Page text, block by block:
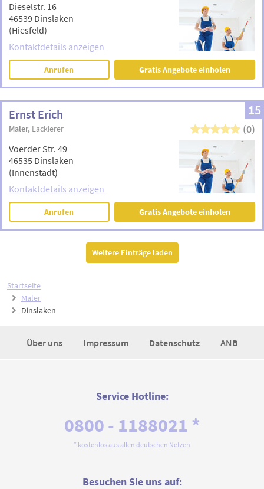
Startseite
Maler
Dinslaken
Dieselstr. 16
46539 Dinslaken
(Hiesfeld)
Kontaktdetails anzeigen
Anrufen Gratis Angebote einholen
15
Ernst Erich
Maler Lackierer (0)
Voerder Str. 49
46535 Dinslaken
(Innenstadt)
Kontaktdetails anzeigen
Anrufen Gratis Angebote einholen
Weitere Einträge laden
Über uns Impressum Datenschutz ANB
Service Hotline:
0800 - 1188021 *
* kostenlos aus allen deutschen Netzen
Besuchen Sie uns auf: